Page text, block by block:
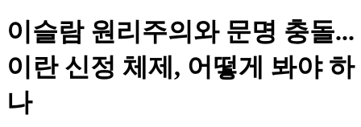
이슬람 원리주의와 문명 충돌...
이란 신정 체제, 어떻게 봐야 하
나